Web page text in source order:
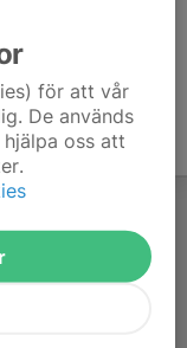
för att vår
De används
oss att